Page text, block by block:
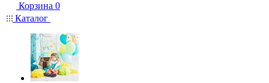
Корзина 0
Каталог